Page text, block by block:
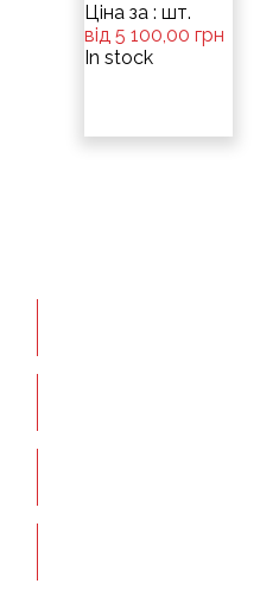
Ціна за : шт.
від 5 100,00 грн
In stock